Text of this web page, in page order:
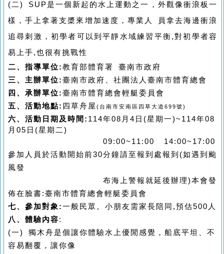
(二) SUP是一個新起的水上運動之一，外觀像衝浪板一
樣，手上拿著支槳來增加速度，專業人 員拿去海邊衝浪
追尋刺激，初學者可以到平靜水域練習平衡,對初學者容
易上手,也很有挑戰性
二、 指導單位:教育部體育署 臺南市政府
三、主辦單位:臺南市政府、社團法人臺南市體育總會
四、承辦單位:臺南市體育總會輕艇委員會
五、活動地點: 四草舟屋 ( 台南市安南區四草大道 699號)
六、活動日期及時間: 114年08月4日(星期一)~ 114年08
月05日(星期二)
09:00~11:00 14:00~17:00
參加人員於活動開始前30分鐘請至報到處報到 (如遇到颱
風發
布海上警報就延後辦理)本會發
佈在臉書:臺南市體育總會輕艇委員會
七、參加對象:一般民眾。小朋友需家長陪同,預估500人
八、體驗內容:
(一) 獨木舟是個讓你體驗水上優閒感覺，船底平坦、不
容易翻覆，讓你像